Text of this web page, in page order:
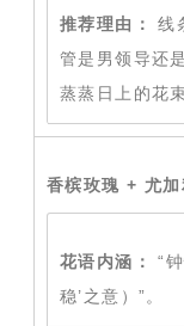
推荐理由：
线
管是男领导还
蒸蒸日上的花
香槟玫瑰 + 尤加
花语内涵：
“
稳’之意）”。